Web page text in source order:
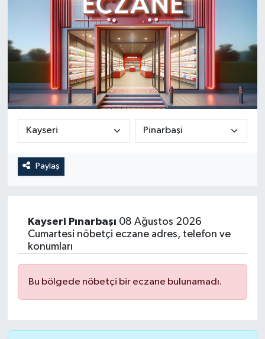
Paylaş
Kayseri Pınarbaşı 08 Ağustos 2026
Cumartesi nöbetçi eczane adres, telefon ve
konumları
Bu bölgede nöbetçi bir eczane bulunamadı.